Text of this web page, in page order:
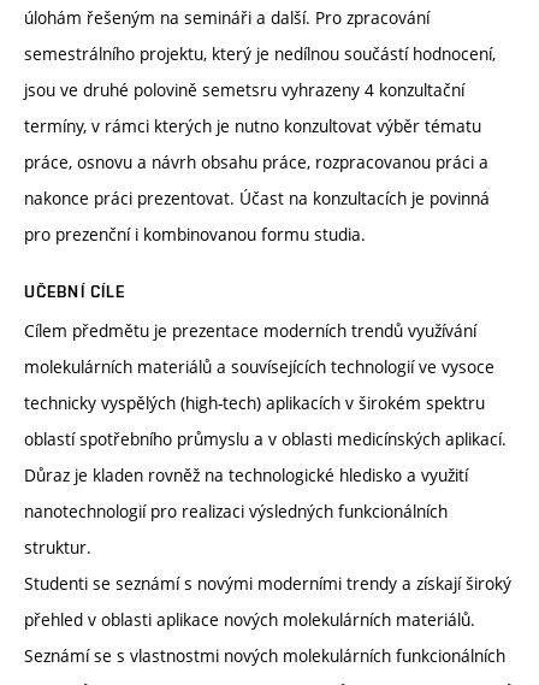
úlohám řešeným na semináři a další. Pro zpracování
semestrálního projektu, který je nedílnou součástí hodnocení,
jsou ve druhé polovině semetsru vyhrazeny 4 konzultační
termíny, v rámci kterých je nutno konzultovat výběr tématu
práce, osnovu a návrh obsahu práce, rozpracovanou práci a
nakonce práci prezentovat. Účast na konzultacích je povinná
pro prezenční i kombinovanou formu studia.
UČEBNÍ CÍLE
Cílem předmětu je prezentace moderních trendů využívání
molekulárních materiálů a souvísejících technologií ve vysoce
technicky vyspělých (high-tech) aplikacích v širokém spektru
oblastí spotřebního průmyslu a v oblasti medicínských aplikací.
Důraz je kladen rovněž na technologické hledisko a využití
nanotechnologií pro realizaci výsledných funkcionálních
struktur.
Studenti se seznámí s novými moderními trendy a získají široký
přehled v oblasti aplikace nových molekulárních materiálů.
Seznámí se s vlastnostmi nových molekulárních funkcionálních